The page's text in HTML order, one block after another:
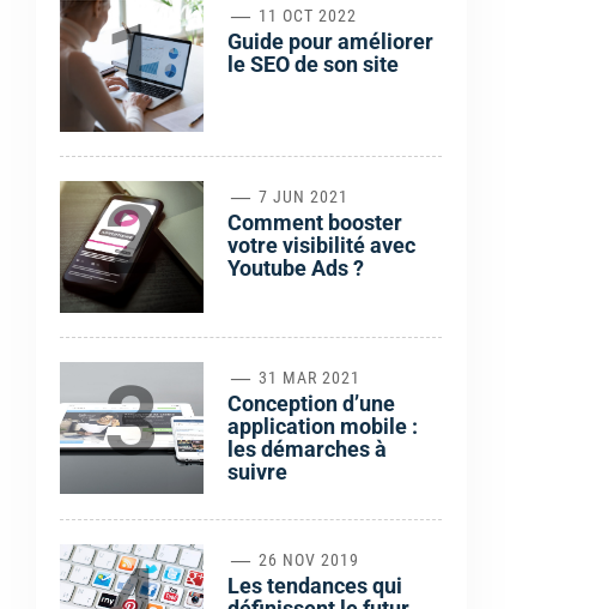
1 11 OCT 2022
Guide pour améliorer
le SEO de son site
2 7 JUN 2021
Comment booster
votre visibilité avec
Youtube Ads ?
3 31 MAR 2021
Conception d’une
application mobile :
les démarches à
suivre
26 NOV 2019
Les tendances qui